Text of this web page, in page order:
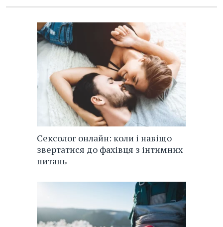
Сексолог онлайн: коли і навіщо
звертатися до фахівця з інтимних
питань